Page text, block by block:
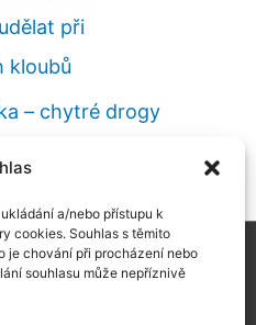
a/nebo přístupu k
cookies. Souhlas s těmito
je chování při procházení nebo
souhlasu může nepříznivě
při
kloubů
– chytré drogy